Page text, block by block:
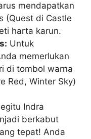
mendapatkan
(Quest di Castle
harta karun.
Untuk
memerlukan
di tombol warna
Red, Winter Sky)
Indra
berkabut
tepat! Anda